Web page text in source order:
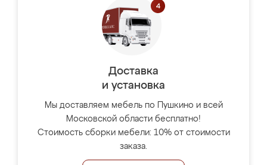
Доставка
и установка
Мы доставляем мебель по Пушкино и всей
Московской области бесплатно!
Стоимость сборки мебели: 10% от стоимости
заказа.